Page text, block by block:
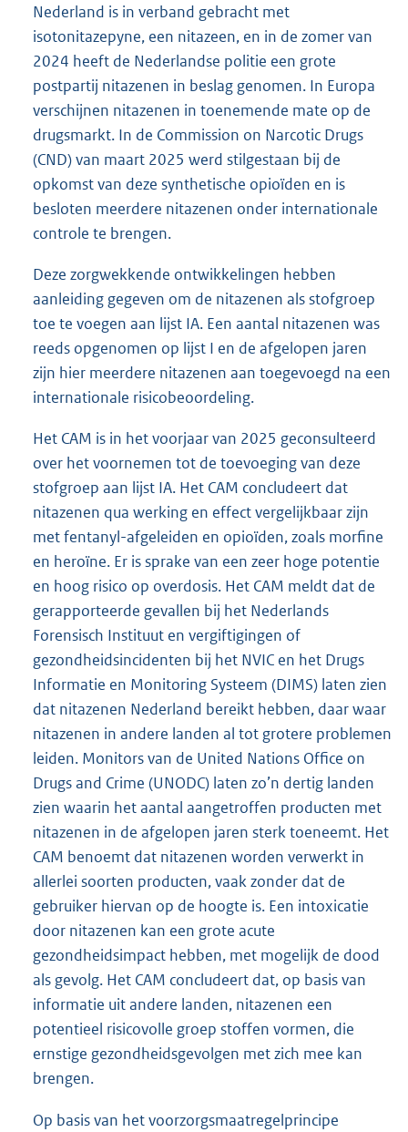
Nederland is in verband gebracht met
isotonitazepyne, een nitazeen, en in de zomer van
2024 heeft de Nederlandse politie een grote
postpartij nitazenen in beslag genomen. In Europa
verschijnen nitazenen in toenemende mate op de
drugsmarkt. In de Commission on Narcotic Drugs
(CND) van maart 2025 werd stilgestaan bij de
opkomst van deze synthetische opioïden en is
besloten meerdere nitazenen onder internationale
controle te brengen.
Deze zorgwekkende ontwikkelingen hebben
aanleiding gegeven om de nitazenen als stofgroep
toe te voegen aan lijst IA. Een aantal nitazenen was
reeds opgenomen op lijst I en de afgelopen jaren
zijn hier meerdere nitazenen aan toegevoegd na een
internationale risicobeoordeling.
Het CAM is in het voorjaar van 2025 geconsulteerd
over het voornemen tot de toevoeging van deze
stofgroep aan lijst IA. Het CAM concludeert dat
nitazenen qua werking en effect vergelijkbaar zijn
met fentanyl-afgeleiden en opioïden, zoals morfine
en heroïne. Er is sprake van een zeer hoge potentie
en hoog risico op overdosis. Het CAM meldt dat de
gerapporteerde gevallen bij het Nederlands
Forensisch Instituut en vergiftigingen of
gezondheidsincidenten bij het NVIC en het Drugs
Informatie en Monitoring Systeem (DIMS) laten zien
dat nitazenen Nederland bereikt hebben, daar waar
nitazenen in andere landen al tot grotere problemen
leiden. Monitors van de United Nations Office on
Drugs and Crime (UNODC) laten zo’n dertig landen
zien waarin het aantal aangetroffen producten met
nitazenen in de afgelopen jaren sterk toeneemt. Het
CAM benoemt dat nitazenen worden verwerkt in
allerlei soorten producten, vaak zonder dat de
gebruiker hiervan op de hoogte is. Een intoxicatie
door nitazenen kan een grote acute
gezondheidsimpact hebben, met mogelijk de dood
als gevolg. Het CAM concludeert dat, op basis van
informatie uit andere landen, nitazenen een
potentieel risicovolle groep stoffen vormen, die
ernstige gezondheidsgevolgen met zich mee kan
brengen.
Op basis van het voorzorgsmaatregelprincipe